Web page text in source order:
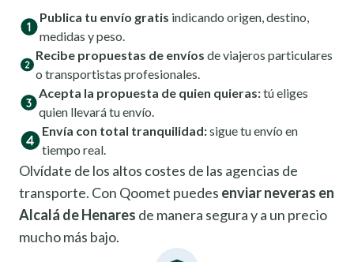
Publica tu envío gratis indicando origen, destino,
medidas y peso.
Recibe propuestas de envíos de viajeros particulares
o transportistas profesionales.
Acepta la propuesta de quien quieras:tú eliges
quien llevará tu envío.
Envía con total tranquilidad:sigue tu envío en
tiempo real.
Olvídate de los altos costes de las agencias de
transporte. Con Qoomet puedes enviar neveras en
Alcalá de Henares de manera segura y a un precio
mucho más bajo.